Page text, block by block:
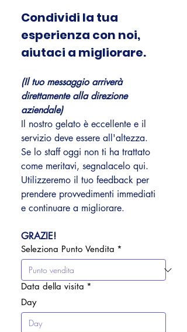
Condividi la tua
esperienza con noi,
aiutaci a migliorare.
(Il tuo messaggio arriverà
direttamente alla direzione
aziendale)
Il nostro gelato è eccellente e il
Se lo staff oggi non ti ha trattato
come meritavi, segnalacelo qui.
Utilizzeremo il tuo feedback per
prendere provvedimenti immediati
e continuare a migliorare.
GRAZIE!
Seleziona Punto Vendita *
Data della visita *
Day